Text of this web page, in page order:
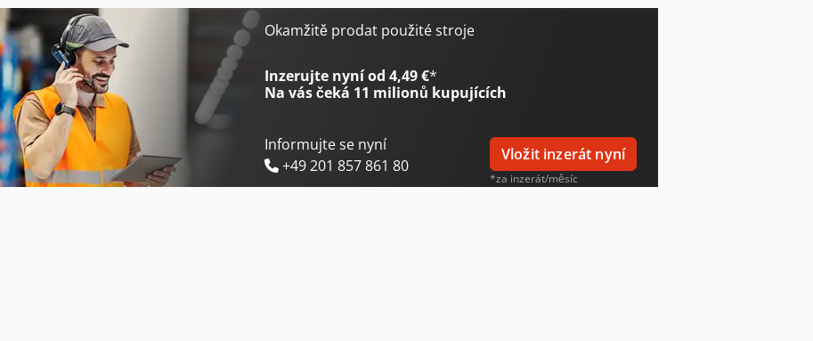
Gildemeister Ctx 310
Gildemeister Ctx 310 V3
Maxion Bt 20
Maxion Ecomax 14
Okamžitě prodat použité stroje
Inzerujte nyní od 4,49 €*
Na vás čeká 11 milionů kupujících
Informujte se nyní
+49 201 857 861 80
Vložit inzerát nyní
*za inzerát/měsíc